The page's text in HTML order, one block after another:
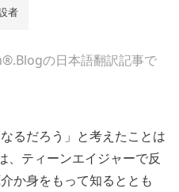
者
の日本語翻訳記事で
るだろう」と考えたことは
、ティーンエイジャーで反
か身をもって知るととも